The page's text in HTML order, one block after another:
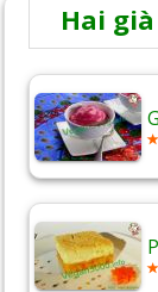
Hai